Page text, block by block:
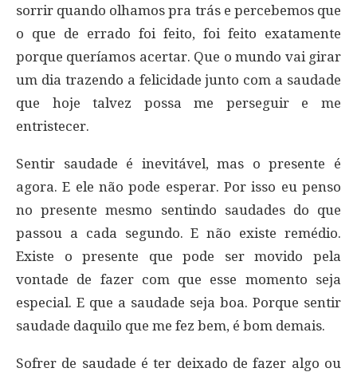
sorrir quando olhamos pra trás e percebemos que
o que de errado foi feito, foi feito exatamente
porque queríamos acertar. Que o mundo vai girar
um dia trazendo a felicidade junto com a saudade
que hoje talvez possa me perseguir e me
entristecer.
Sentir saudade é inevitável, mas o presente é
agora. E ele não pode esperar. Por isso eu penso
no presente mesmo sentindo saudades do que
passou a cada segundo. E não existe remédio.
Existe o presente que pode ser movido pela
vontade de fazer com que esse momento seja
especial. E que a saudade seja boa. Porque sentir
saudade daquilo que me fez bem, é bom demais.
Sofrer de saudade é ter deixado de fazer algo ou